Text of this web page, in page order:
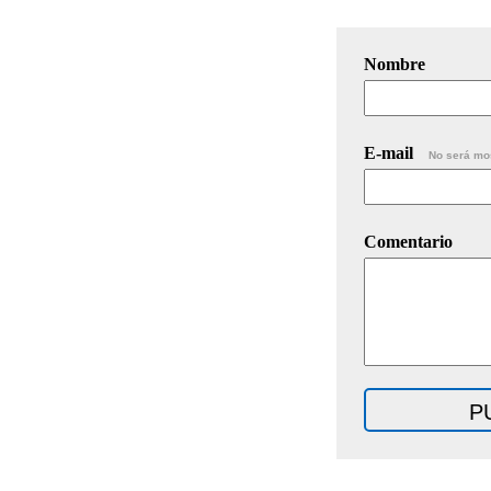
Nombre
E-mail No será
Comentario